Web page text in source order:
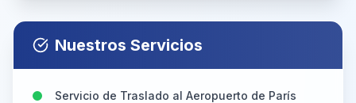
Nuestros Servicios
Servicio de Traslado al Aeropuerto de París